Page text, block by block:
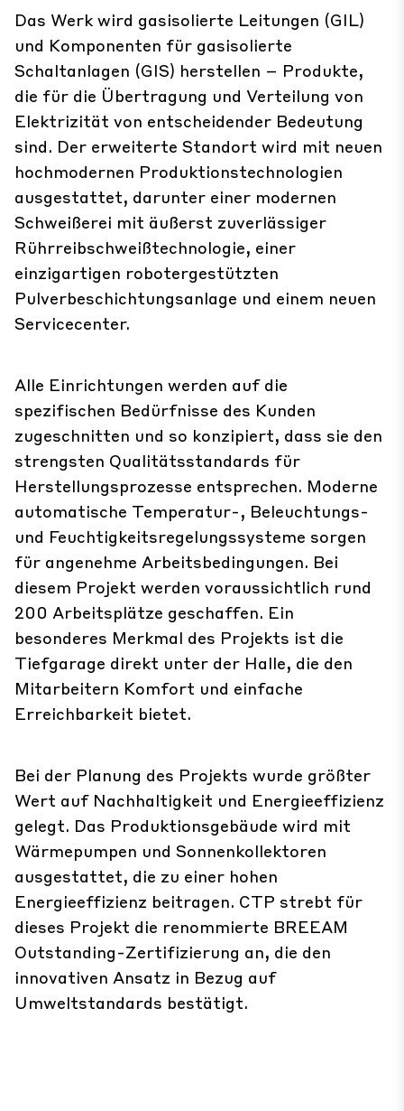
Das Werk wird gasisolierte Leitungen (GIL)
und Komponenten für gasisolierte
Schaltanlagen (GIS) herstellen – Produkte,
die für die Übertragung und Verteilung von
Elektrizität von entscheidender Bedeutung
sind. Der erweiterte Standort wird mit neuen
hochmodernen Produktionstechnologien
ausgestattet, darunter einer modernen
Schweißerei mit äußerst zuverlässiger
Rührreibschweißtechnologie, einer
einzigartigen robotergestützten
Pulverbeschichtungsanlage und einem neuen
Servicecenter.
Alle Einrichtungen werden auf die
spezifischen Bedürfnisse des Kunden
zugeschnitten und so konzipiert, dass sie den
strengsten Qualitätsstandards für
Herstellungsprozesse entsprechen. Moderne
automatische Temperatur-, Beleuchtungs-
und Feuchtigkeitsregelungssysteme sorgen
für angenehme Arbeitsbedingungen. Bei
diesem Projekt werden voraussichtlich rund
200 Arbeitsplätze geschaffen. Ein
besonderes Merkmal des Projekts ist die
Tiefgarage direkt unter der Halle, die den
Mitarbeitern Komfort und einfache
Erreichbarkeit bietet.
Bei der Planung des Projekts wurde größter
Wert auf Nachhaltigkeit und Energieeffizienz
gelegt. Das Produktionsgebäude wird mit
Wärmepumpen und Sonnenkollektoren
ausgestattet, die zu einer hohen
Energieeffizienz beitragen. CTP strebt für
dieses Projekt die renommierte BREEAM
Outstanding-Zertifizierung an, die den
innovativen Ansatz in Bezug auf
Umweltstandards bestätigt.